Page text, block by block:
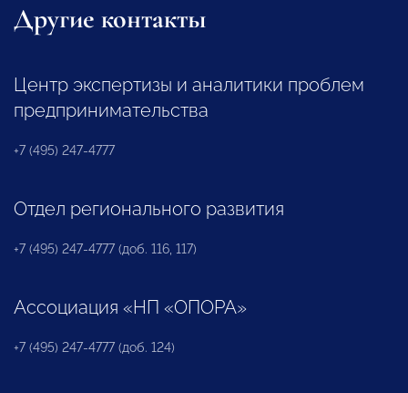
Другие контакты
Центр экспертизы и аналитики проблем
предпринимательства
+7 (495) 247-4777
Отдел регионального развития
+7 (495) 247-4777 (доб. 116, 117)
Ассоциация «НП «ОПОРА»
+7 (495) 247-4777 (доб. 124)